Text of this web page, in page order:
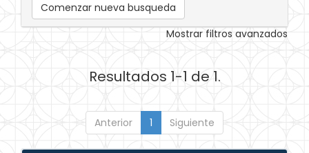
Comenzar nueva busqueda
Mostrar filtros avanzados
Resultados 1-1 de 1.
Anterior 1 Siguiente